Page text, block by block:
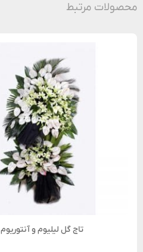
محصولات مرتبط
تاج گل لیلیوم و آنتوریوم